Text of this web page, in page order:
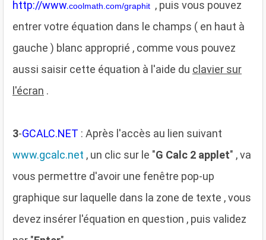
http://www.coolmath.com/graphit , puis vous pouvez
entrer votre équation dans le champs ( en haut à
gauche ) blanc approprié , comme vous pouvez
aussi saisir cette équation à l'aide du clavier sur
l'écran .
3-GCALC.NET : Après l'accès au lien suivant
www.gcalc.net , un clic sur le "G Calc 2 applet" , va
vous permettre d'avoir une fenêtre pop-up
graphique sur laquelle dans la zone de texte , vous
devez insérer l'équation en question , puis validez